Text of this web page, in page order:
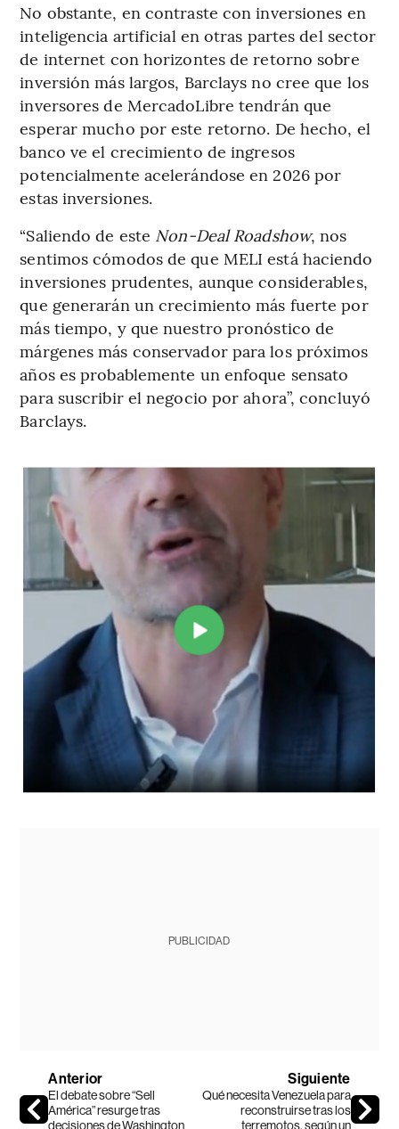
No obstante, en contraste con inversiones en
inteligencia artificial en otras partes del sector
de internet con horizontes de retorno sobre
inversión más largos, Barclays no cree que los
inversores de MercadoLibre tendrán que
esperar mucho por este retorno. De hecho, el
banco ve el crecimiento de ingresos
potencialmente acelerándose en 2026 por
estas inversiones.
“Saliendo de este Non-Deal Roadshow, nos
sentimos cómodos de que MELI está haciendo
inversiones prudentes, aunque considerables,
que generarán un crecimiento más fuerte por
más tiempo, y que nuestro pronóstico de
márgenes más conservador para los próximos
años es probablemente un enfoque sensato
para suscribir el negocio por ahora”, concluyó
Barclays.
PUBLICIDAD
Anterior
El debate sobre “Sell
América” resurge tras
decisiones de Washington
Siguiente
Qué necesita Venezuela para
reconstruirse tras los
terremotos, según un